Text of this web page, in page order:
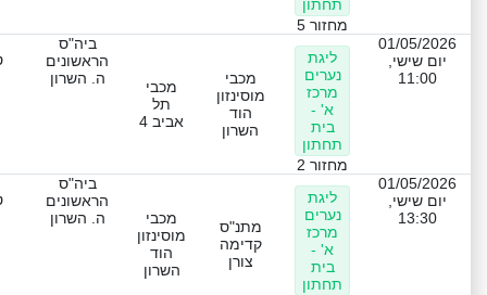
תחתון
מחזור 5
01/05/2026
יום שישי,
11:00
ליגת
נערים
מרכז
א' -
בית
תחתון
מחזור 2
מכבי
מוסינזון
הוד
השרון
מכבי
תל
אביב 4
ביה"ס
הראשונים
ה. השרון
01/05/2026
יום שישי,
13:30
ליגת
נערים
מרכז
א' -
בית
תחתון
מתנ"ס
קדימה
צורן
מכבי
מוסינזון
הוד
השרון
ביה"ס
הראשונים
ה. השרון